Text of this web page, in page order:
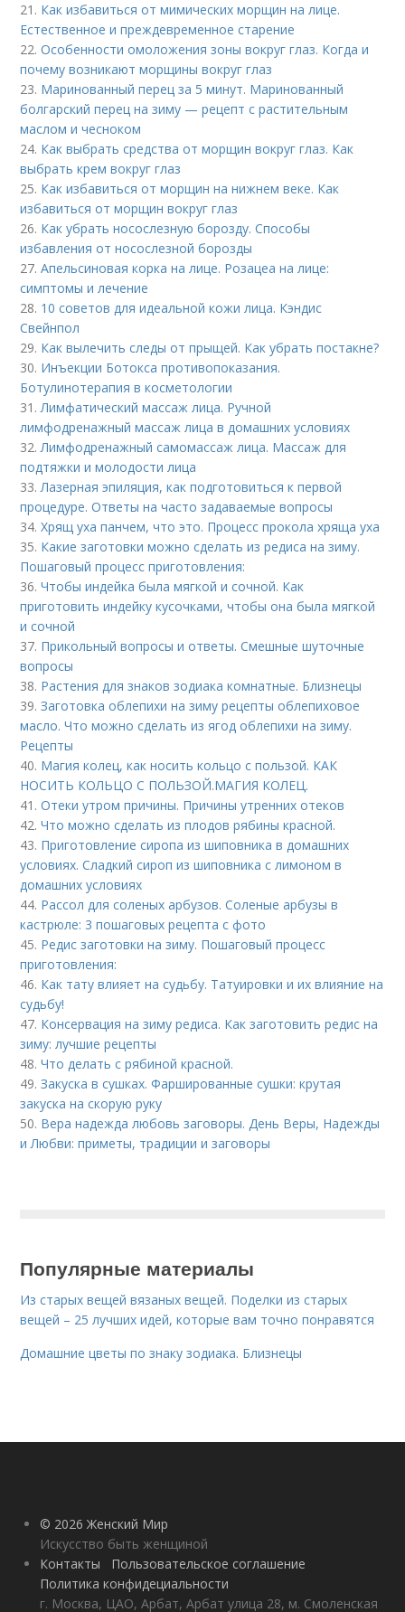
21. Как избавиться от мимических морщин на лице.
Естественное и преждевременное старение
22.Особенности омоложения зоны вокруг глаз. Когда и
почему возникают морщины вокруг глаз
23. Маринованный перец за 5 минут. Маринованный
болгарский перец на зиму — рецепт с растительным
маслом и чесноком
24. Как выбрать средства от морщин вокруг глаз. Как
выбрать крем вокруг глаз
25. Как избавиться от морщин на нижнем веке. Как
избавиться от морщин вокруг глаз
26. Как убрать носослезную борозду. Способы
избавления от носослезной борозды
27.Апельсиновая корка на лице. Розацеа на лице:
симптомы и лечение
28. 10 советов для идеальной кожи лица. Кэндис
Свейнпол
29. Как вылечить следы от прыщей. Как убрать постакне?
30. Инъекции Ботокса противопоказания.
Ботулинотерапия в косметологии
31.Лимфатический массаж лица. Ручной
лимфодренажный массаж лица в домашних условиях
32.Лимфодренажный самомассаж лица. Массаж для
подтяжки и молодости лица
33.Лазерная эпиляция, как подготовиться к первой
процедуре. Ответы на часто задаваемые вопросы
34.Хрящ уха панчем, что это. Процесс прокола хряща уха
35. Какие заготовки можно сделать из редиса на зиму.
Пошаговый процесс приготовления:
36.Чтобы индейка была мягкой и сочной. Как
приготовить индейку кусочками, чтобы она была мягкой
и сочной
37. Прикольный вопросы и ответы. Смешные шуточные
вопросы
38. Растения для знаков зодиака комнатные. Близнецы
39.Заготовка облепихи на зиму рецепты облепиховое
масло. Что можно сделать из ягод облепихи на зиму.
Рецепты
40. Магия колец, как носить кольцо с пользой. КАК
НОСИТЬ КОЛЬЦО С ПОЛЬЗОЙ.МАГИЯ КОЛЕЦ.
41.Отеки утром причины. Причины утренних отеков
42.Что можно сделать из плодов рябины красной.
43. Приготовление сиропа из шиповника в домашних
условиях. Сладкий сироп из шиповника с лимоном в
домашних условиях
44. Рассол для соленых арбузов. Соленые арбузы в
кастрюле: 3 пошаговых рецепта с фото
45. Редис заготовки на зиму. Пошаговый процесс
приготовления:
46. Как тату влияет на судьбу. Татуировки и их влияние на
судьбу!
47. Консервация на зиму редиса. Как заготовить редис на
зиму: лучшие рецепты
48.Что делать с рябиной красной.
49.Закуска в сушках. Фаршированные сушки: крутая
закуска на скорую руку
50. Вера надежда любовь заговоры. День Веры, Надежды
и Любви: приметы, традиции и заговоры
Популярные материалы
Из старых вещей вязаных вещей. Поделки из старых
вещей – 25 лучших идей, которые вам точно понравятся
Домашние цветы по знаку зодиака. Близнецы
© 2026 Женский Мир
Искусство быть женщиной
Контакты
Пользовательское соглашение
Политика конфидециальности
г. Москва, ЦАО, Арбат, Арбат улица 28, м. Смоленская